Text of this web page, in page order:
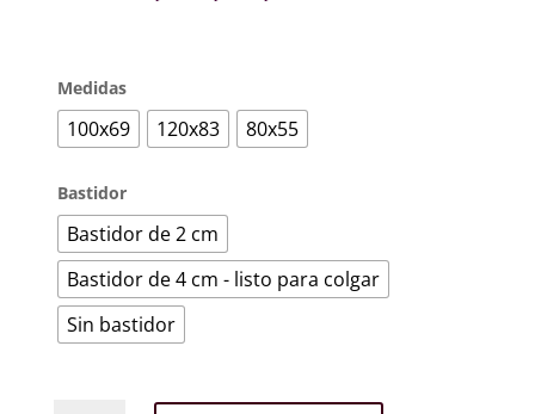
Medidas
100x69 120x83 80x55
Bastidor
Bastidor de 2 cm
Bastidor de 4 cm - listo para colgar
Sin bastidor